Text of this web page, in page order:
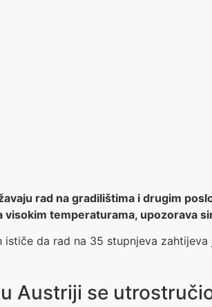
rad na gradilištima i drugim
temperaturama, upozorava
ističe da rad na 35 stupnjeva
Austriji se